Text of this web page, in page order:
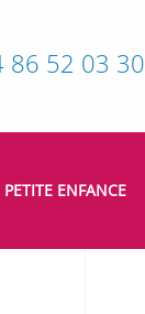
86 52 03 30
PETITE ENFANCE